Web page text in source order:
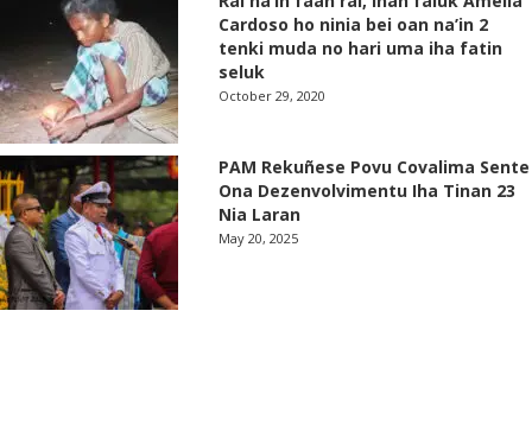
Cardoso ho ninia bei oan na’in 2
tenki muda no hari uma iha fatin
seluk
October 29, 2020
PAM Rekuñese Povu Covalima Sente
Ona Dezenvolvimentu Iha Tinan 23
Nia Laran
May 20, 2025